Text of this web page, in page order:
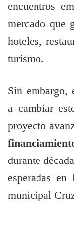
encuentros
mercado que
hoteles,
turismo.
Sin embargo,
a cambiar
proyecto
durante
esperadas
municipal